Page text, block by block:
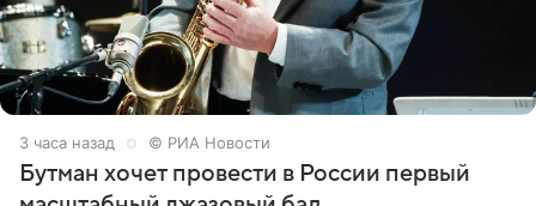
3 часа назад © РИА Новости
Бутман хочет провести в России первый